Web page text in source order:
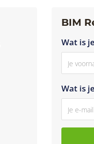
BIM
Wat is
Wat is